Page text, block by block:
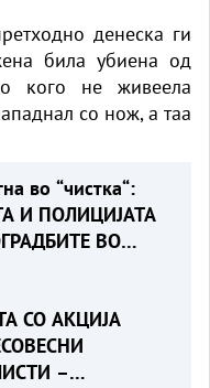
денеска ги
била убиена од
кого не живеела
со нож, а таа
во “чистка“:
И ПОЛИЦИЈАТА
ВО
СО АКЦИЈА
–